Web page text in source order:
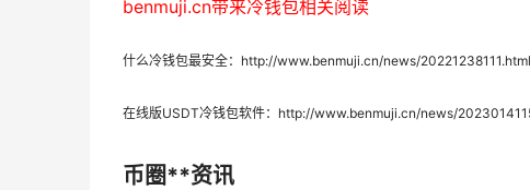
benmuji.cn带来冷钱包相关阅读
什么冷钱包最安全：http://www.benmuji.cn/news/
在线版USDT冷钱包软件：http://www.benmuji.cn/news/
币圈**资讯